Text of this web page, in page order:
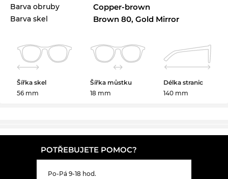
Barva obruby Copper-brown
Barva skel Brown 80, Gold Mirror
Šířka skel
56 mm
Šířka můstku
18 mm
Délka stranic
140 mm
POTŘEBUJETE POMOC?
Po-Pá 9-18 hod.